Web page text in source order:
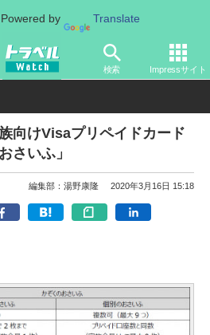
Powered by Translate
検索 Impressサイト
カード・電子マネー クレジットカー
向けVisaプリペイドカード
さいふ」
編集部：湯野康隆 2020年3月16日 15:18